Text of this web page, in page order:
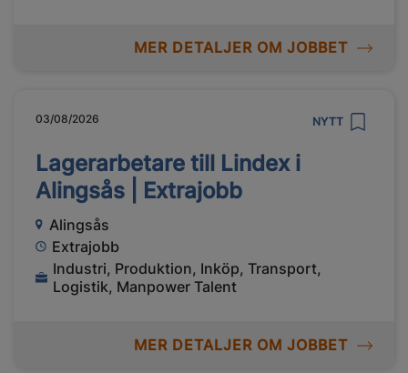
MER DETALJER OM JOBBET
03/08/2026 NYTT
Lagerarbetare till Lindex i
Alingsås | Extrajobb
Alingsås
Extrajobb
Industri, Produktion, Inköp, Transport,
Logistik, Manpower Talent
MER DETALJER OM JOBBET